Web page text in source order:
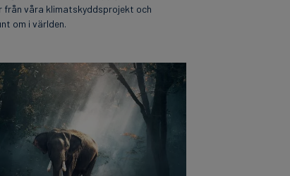
från våra klimatskyddsprojekt och
om i världen.